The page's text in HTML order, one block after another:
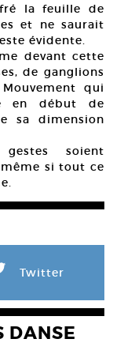
la feuille de
et ne saurait
évidente.
devant cette
de ganglions
qui
en début de
sa dimension
soient
si tout ce
Twitter
DANSE